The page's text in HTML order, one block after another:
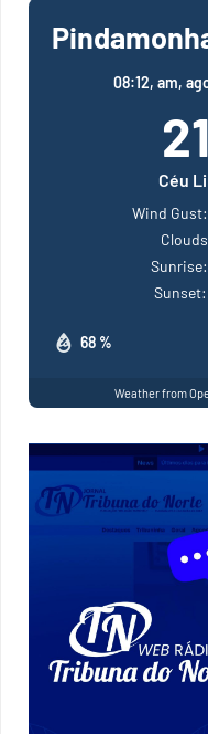
08:12, am,
21
Céu
68 %
Wind Gust:
Sunrise:
Sunset:
Weather from